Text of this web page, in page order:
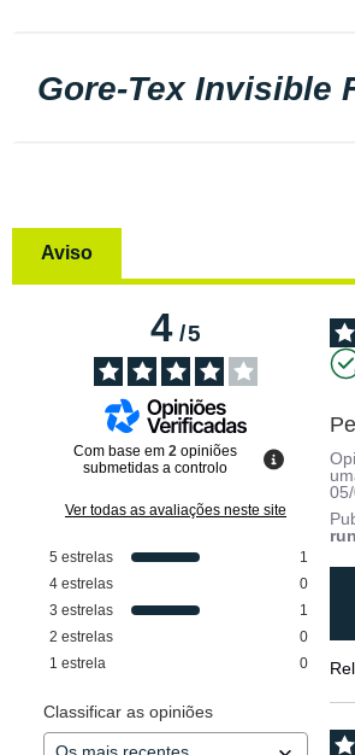
Gore-Tex Invisible
Aviso
4/5
Com base em 2 opiniões
submetidas a controlo
Ver todas as avaliações neste site
5 estrelas
1
4 estrelas
0
3 estrelas
1
2 estrelas
0
1 estrela 0
Classificar as opiniões